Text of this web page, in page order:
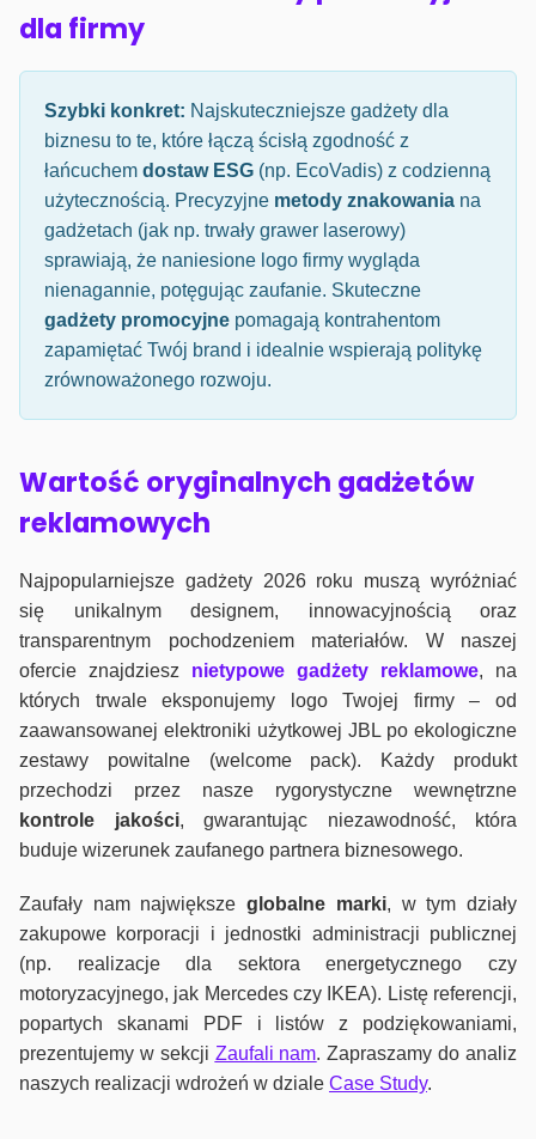
dla firmy
Szybki konkret: Najskuteczniejsze gadżety dla
biznesu to te, które łączą ścisłą zgodność z
łańcuchem dostaw ESG (np. EcoVadis) z codzienną
użytecznością. Precyzyjne metody znakowania na
gadżetach (jak np. trwały grawer laserowy)
sprawiają, że naniesione logo firmy wygląda
nienagannie, potęgując zaufanie. Skuteczne
gadżety promocyjne pomagają kontrahentom
zapamiętać Twój brand i idealnie wspierają politykę
zrównoważonego rozwoju.
Wartość oryginalnych gadżetów
reklamowych
Najpopularniejsze gadżety 2026 roku muszą wyróżniać
się unikalnym designem, innowacyjnością oraz
transparentnym pochodzeniem materiałów. W naszej
ofercie znajdziesz nietypowe gadżety reklamowe, na
których trwale eksponujemy logo Twojej firmy – od
zaawansowanej elektroniki użytkowej JBL po ekologiczne
zestawy powitalne (welcome pack). Każdy produkt
przechodzi przez nasze rygorystyczne wewnętrzne
kontrole jakości, gwarantując niezawodność, która
buduje wizerunek zaufanego partnera biznesowego.
Zaufały nam największeglobalne marki, w tym działy
zakupowe korporacji i jednostki administracji publicznej
(np. realizacje dla sektora energetycznego czy
motoryzacyjnego, jak Mercedes czy IKEA). Listę referencji,
popartych skanami PDF i listów z podziękowaniami,
prezentujemy w sekcji Zaufali nam. Zapraszamy do analiz
naszych realizacji wdrożeń w dziale Case Study.